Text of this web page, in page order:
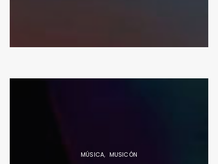
MÚSICA MUSICÓN